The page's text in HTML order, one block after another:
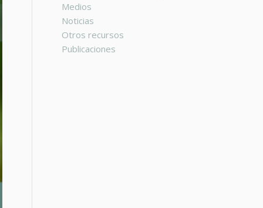
Medios
Noticias
Otros recursos
Publicaciones